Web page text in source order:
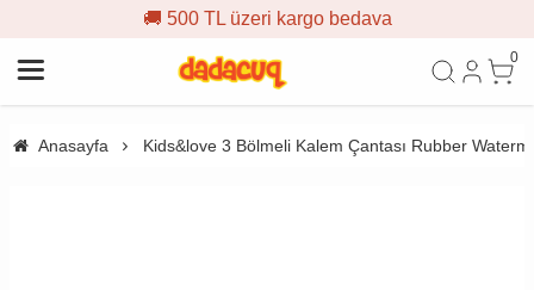
🚚 500 TL üzeri kargo bedava
0
Anasayfa Kids&love 3 Bölmeli Kalem Çantası Rubber